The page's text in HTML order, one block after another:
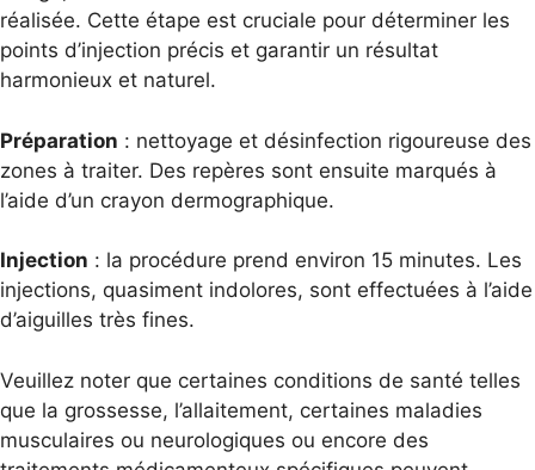
réalisée. Cette étape est cruciale pour déterminer les
points d’injection précis et garantir un résultat
harmonieux et naturel.
Préparation : nettoyage et désinfection rigoureuse des
zones à traiter. Des repères sont ensuite marqués à
l’aide d’un crayon dermographique.
Injection : la procédure prend environ 15 minutes. Les
injections, quasiment indolores, sont effectuées à l’aide
d’aiguilles très fines.
Veuillez noter que certaines conditions de santé telles
que la grossesse, l’allaitement, certaines maladies
musculaires ou neurologiques ou encore des